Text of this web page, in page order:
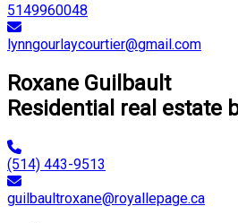
5149960048
lynngourlaycourtier@gmail.com
Roxane Guilbault
Residential real estate
(514) 443-9513
guilbaultroxane@royallepage.ca